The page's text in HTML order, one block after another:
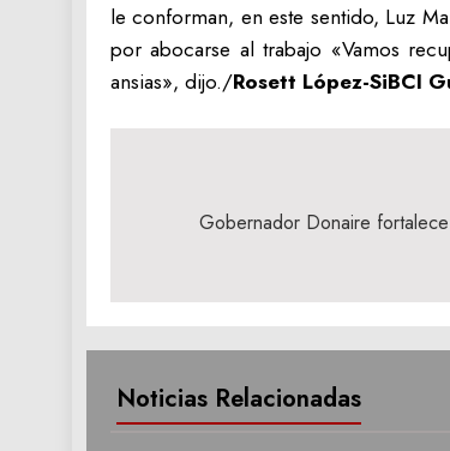
le conforman, en este sentido, Luz
por abocarse al trabajo «Vamos
ansias», dijo./Rosett López-SiBCI
Gobernador Donaire
Noticias Relacionadas